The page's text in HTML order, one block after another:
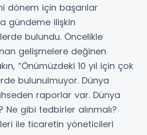
dönem için başarılar
gündeme ilişkin
bulundu. Öncelikle
gelişmelere değinen
“Önümüzdeki 10 yıl için çok
bulunulmuyor. Dünya
raporlar var. Dünya
Ne gibi tedbirler alınmalı?
ile ticaretin yöneticileri